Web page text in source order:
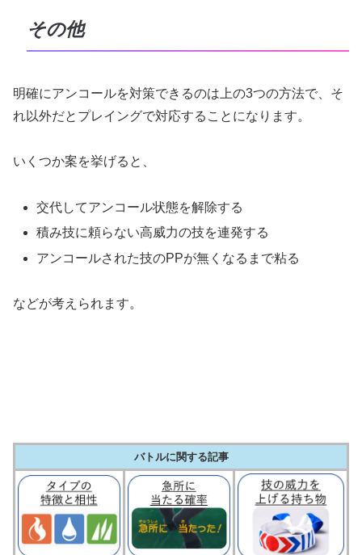
その他
明確にアンコールを対策できるのは上の3つの方法で、そ
れ以外だとプレイングで対応することになります。
いくつか案を挙げると、
交代してアンコール状態を解除する
積み技に頼らない高威力の技を連発する
アンコールされた技のPPが無くなるまで粘る
などが考えられます。
バトルに関する記事